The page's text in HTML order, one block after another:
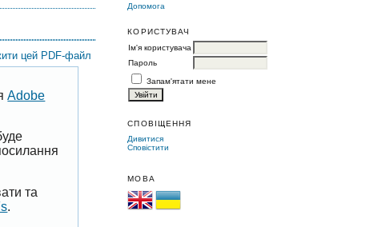
Допомога
КОРИСТУВАЧ
Ім'я користувача
Пароль
Запам'ятати мене
СПОВІЩЕННЯ
Дивитися
Сповістити
МОВА
цей PDF-файл
Adobe
та
.